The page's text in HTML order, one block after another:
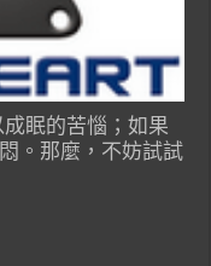
眠的苦惱；如果
。那麼，不妨試試